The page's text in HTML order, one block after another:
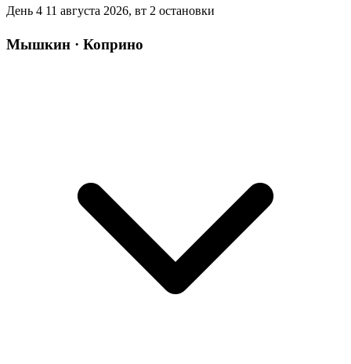
День 4 11 августа 2026, вт 2 остановки
Мышкин · Коприно